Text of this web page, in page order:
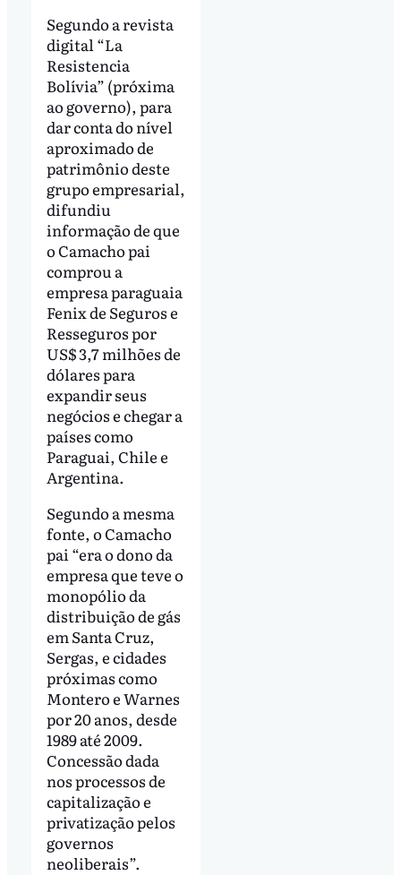
Segundo a revista
digital “La
Resistencia
Bolívia” (próxima
ao governo), para
dar conta do nível
aproximado de
patrimônio deste
grupo empresarial,
difundiu
informação de que
o Camacho pai
comprou a
empresa paraguaia
Fenix de Seguros e
Resseguros por
US$ 3,7 milhões de
dólares para
expandir seus
negócios e chegar a
países como
Paraguai, Chile e
Argentina.
Segundo a mesma
fonte, o Camacho
pai “era o dono da
empresa que teve o
monopólio da
distribuição de gás
em Santa Cruz,
Sergas, e cidades
próximas como
Montero e Warnes
por 20 anos, desde
1989 até 2009.
Concessão dada
nos processos de
capitalização e
privatização pelos
governos
neoliberais”.